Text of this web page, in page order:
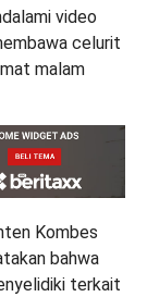
video
celurit
malam
Kombes
bahwa
terkait